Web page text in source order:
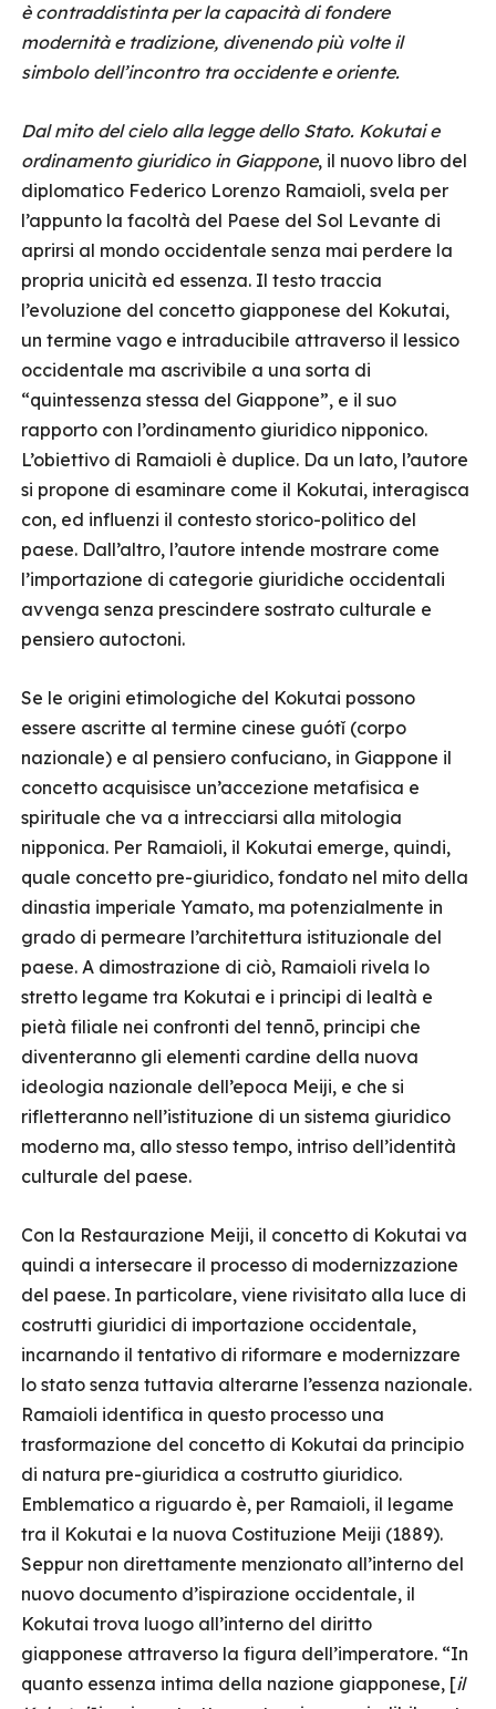
è contraddistinta per la capacità di fondere
modernità e tradizione, divenendo più volte il
simbolo dell’incontro tra occidente e oriente.
Dal mito del cielo alla legge dello Stato. Kokutai e
ordinamento giuridico in Giappone, il nuovo libro del
diplomatico Federico Lorenzo Ramaioli, svela per
l’appunto la facoltà del Paese del Sol Levante di
aprirsi al mondo occidentale senza mai perdere la
propria unicità ed essenza. Il testo traccia
l’evoluzione del concetto giapponese del Kokutai,
un termine vago e intraducibile attraverso il lessico
occidentale ma ascrivibile a una sorta di
“quintessenza stessa del Giappone”, e il suo
rapporto con l’ordinamento giuridico nipponico.
L’obiettivo di Ramaioli è duplice. Da un lato, l’autore
si propone di esaminare come il Kokutai, interagisca
con, ed influenzi il contesto storico-politico del
paese. Dall’altro, l’autore intende mostrare come
l’importazione di categorie giuridiche occidentali
avvenga senza prescindere sostrato culturale e
pensiero autoctoni.
Se le origini etimologiche del Kokutai possono
essere ascritte al termine cinese guótǐ (corpo
nazionale) e al pensiero confuciano, in Giappone il
concetto acquisisce un’accezione metafisica e
spirituale che va a intrecciarsi alla mitologia
nipponica. Per Ramaioli, il Kokutai emerge, quindi,
quale concetto pre-giuridico, fondato nel mito della
dinastia imperiale Yamato, ma potenzialmente in
grado di permeare l’architettura istituzionale del
paese. A dimostrazione di ciò, Ramaioli rivela lo
stretto legame tra Kokutai e i principi di lealtà e
pietà filiale nei confronti del tennō, principi che
diventeranno gli elementi cardine della nuova
ideologia nazionale dell’epoca Meiji, e che si
rifletteranno nell’istituzione di un sistema giuridico
moderno ma, allo stesso tempo, intriso dell’identità
culturale del paese.
Con la Restaurazione Meiji, il concetto di Kokutai va
quindi a intersecare il processo di modernizzazione
del paese. In particolare, viene rivisitato alla luce di
costrutti giuridici di importazione occidentale,
incarnando il tentativo di riformare e modernizzare
lo stato senza tuttavia alterarne l’essenza nazionale.
Ramaioli identifica in questo processo una
trasformazione del concetto di Kokutai da principio
di natura pre-giuridica a costrutto giuridico.
Emblematico a riguardo è, per Ramaioli, il legame
tra il Kokutai e la nuova Costituzione Meiji (1889).
Seppur non direttamente menzionato all’interno del
nuovo documento d’ispirazione occidentale, il
Kokutai trova luogo all’interno del diritto
giapponese attraverso la figura dell’imperatore. “In
quanto essenza intima della nazione giapponese, [il